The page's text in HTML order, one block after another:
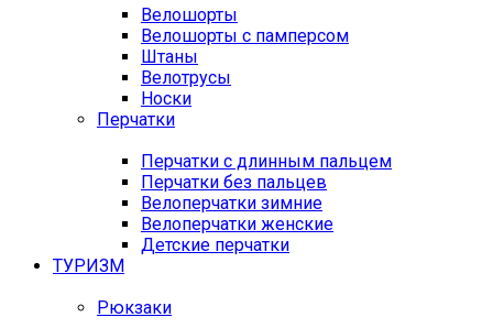
Велошорты
Велошорты с памперсом
Штаны
Велотрусы
Носки
Перчатки
Перчатки с длинным пальцем
Перчатки без пальцев
Велоперчатки зимние
Велоперчатки женские
Детские перчатки
ТУРИЗМ
Рюкзаки